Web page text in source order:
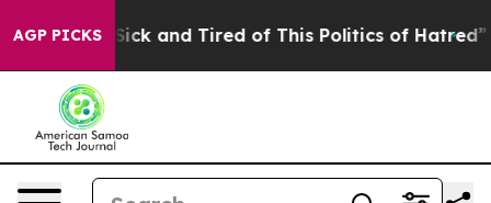
AGP PICKS
Are Sick and Tired of This Politics of Hatred” The